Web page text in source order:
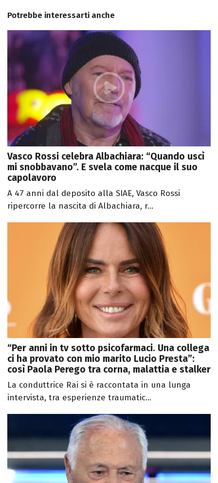
Potrebbe interessarti anche
Vasco Rossi celebra Albachiara: “Quando uscì
mi snobbavano”. E svela come nacque il suo
capolavoro
A 47 anni dal deposito alla SIAE, Vasco Rossi
ripercorre la nascita di Albachiara, r...
“Per anni in tv sotto psicofarmaci. Una collega
ci ha provato con mio marito Lucio Presta”:
così Paola Perego tra corna, malattia e stalker
La conduttrice Rai si è raccontata in una lunga
intervista, tra esperienze traumatic...